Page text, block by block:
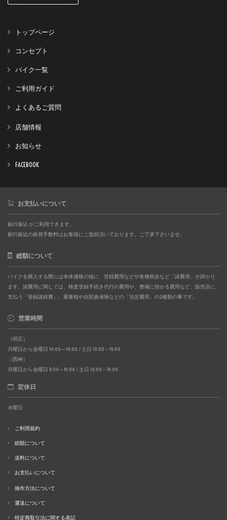
トップページ
コンセプト
バイク一覧
ご利用ガイド
よくあるご質問
店舗情報
お知らせ
FACEBOOK
お支払いについて
銀行振込 がご利用できます。
銀行振込の振替手数料はお客様にご負担頂いております。ご了承下さいませ。
総額について
バイクを購入する際には本体価格の他に、登録費用などや各種税金など「諸費用」が掛かり
ます。諸費用に関しては、検査登録手続き代行の費用や、整備に掛かる費用など、販売店に
支払う「登録諸経費」。重量税や自賠責保険などの「法定費用」の2種類の事です。
営業時間
（明石）
月曜日から金曜日 10:00～18:00 / 土日 10:00～19:00
（西神）
月曜日から金曜日 11:00～19:00 / 土日 10:00～19:00
定休日
水曜日
ご利用規約
総額について
送料について
お支払いについて
操作方法について
運送について
特定商取引法に関する表記